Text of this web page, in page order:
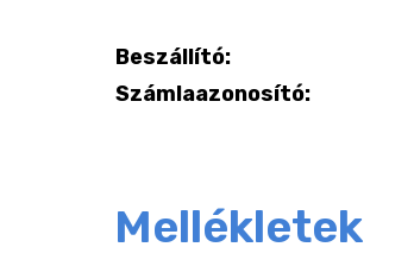
Beszállító:
Számlaazonosító:
Mellékletek